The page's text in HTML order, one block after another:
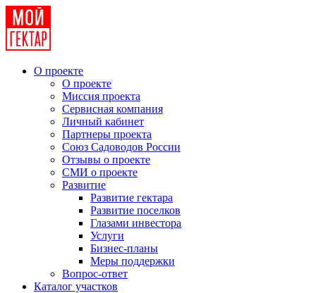
О проекте
О проекте
Миссия проекта
Сервисная компания
Личный кабинет
Партнеры проекта
Союз Садоводов России
Отзывы о проекте
СМИ о проекте
Развитие
Развитие гектара
Развитие поселков
Глазами инвестора
Услуги
Бизнес-планы
Меры поддержки
Вопрос-ответ
Каталог участков